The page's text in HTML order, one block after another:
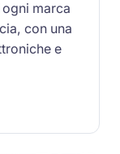
marca
con una
e